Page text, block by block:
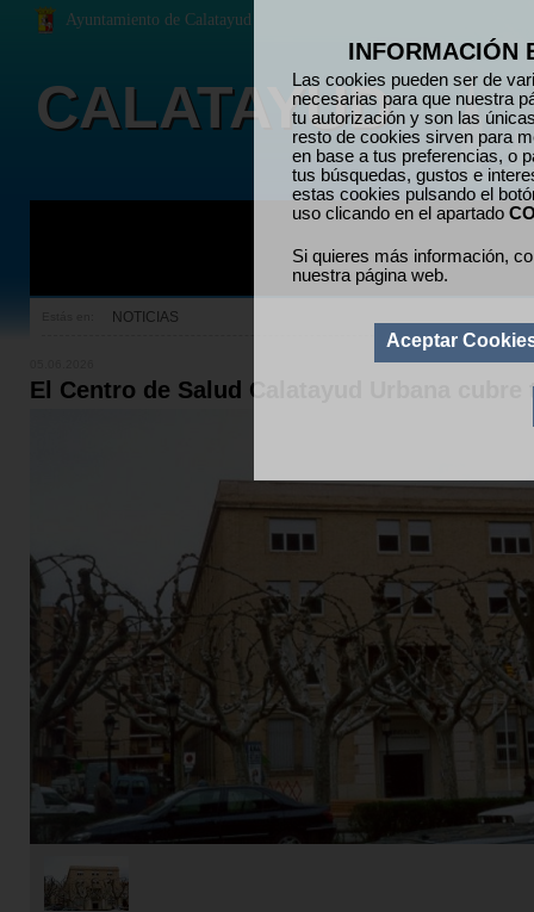
INFORMACIÓN
Las cookies pueden ser de
necesarias para que nuestra
tu autorización y son las
resto de cookies sirven para
en base a tus preferencias, o
tus búsquedas, gustos e
estas cookies pulsando el
uso clicando en el apartado
Si quieres más información,
nuestra página web.
Aceptar
El Centro de Salud Calatayud Urbana
NOTICIAS
Ayuntamiento de Calatayud
CALATAYUD